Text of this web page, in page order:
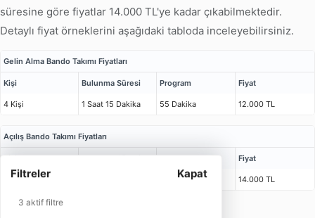
Filtreler Kapat
3 aktif filtre
süresine göre fiyatlar 14.000 TL'ye kadar çıkabilmektedir.
Detaylı fiyat örneklerini aşağıdaki tabloda inceleyebilirsiniz.
Gelin Alma Bando Takımı Fiyatları
Kişi Bulunma Süresi Program Fiyat
4 Kişi 1 Saat 15 Dakika 55 Dakika 12.000 TL
Açılış Bando Takımı Fiyatları
Kişi Bulunma Süresi Fiyat
4 Kişi 2 x 25 Dakika 14.000 TL